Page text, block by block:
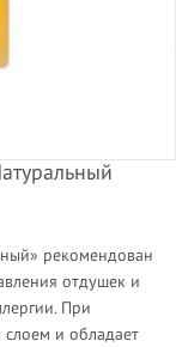
рекомендован
отдушек и
При
и обладает